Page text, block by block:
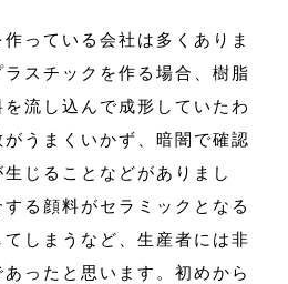
っている会社は多くありま
スチックを作る場合、樹脂
流し込んで成形していたわ
うまくいかず、暗闇で確認
じることなどがありまし
る顔料がセラミックとなる
しまうなど、生産者には非
ったと思います。初めから